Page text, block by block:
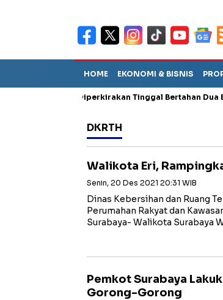
HOME EKONOMI & BISNIS
Sebut TPA Diperkirakan Tinggal Bertahan Dua Bulan
DKRTH
Walikota Eri,
Senin, 20 Des 2021 20:31 WIB
Dinas Kebersihan dan Ruang
Perumahan Rakyat dan
Surabaya- Walikota Surabaya
Pemkot Surabaya
Gorong-Gorong